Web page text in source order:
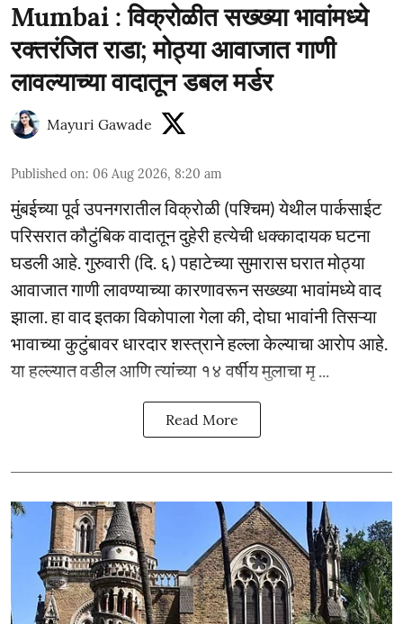
Mumbai : विक्रोळीत सख्ख्या भावांमध्ये
रक्तरंजित राडा; मोठ्या आवाजात गाणी
लावल्याच्या वादातून डबल मर्डर
Mayuri Gawade
Published on: 06 Aug 2026, 8:20 am
मुंबईच्या पूर्व उपनगरातील विक्रोळी (पश्चिम) येथील पार्कसाईट
परिसरात कौटुंबिक वादातून दुहेरी हत्येची धक्कादायक घटना
घडली आहे. गुरुवारी (दि. ६) पहाटेच्या सुमारास घरात मोठ्या
आवाजात गाणी लावण्याच्या कारणावरून सख्ख्या भावांमध्ये वाद
झाला. हा वाद इतका विकोपाला गेला की, दोघा भावांनी तिसऱ्या
भावाच्या कुटुंबावर धारदार शस्त्राने हल्ला केल्याचा आरोप आहे.
या हल्ल्यात वडील आणि त्यांच्या १४ वर्षीय मुलाचा मृ ...
Read More